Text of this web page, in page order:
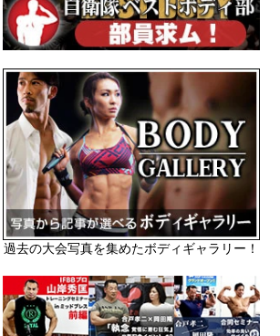
過去の大会写真を集めたボディギャラリー！